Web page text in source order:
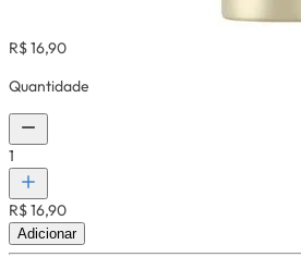
R$ 16,90
Quantidade
1
R$ 16,90
Adicionar